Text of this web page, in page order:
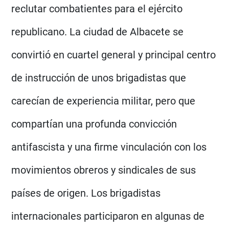
reclutar combatientes para el ejército
republicano. La ciudad de Albacete se
convirtió en cuartel general y principal centro
de instrucción de unos brigadistas que
carecían de experiencia militar, pero que
compartían una profunda convicción
antifascista y una firme vinculación con los
movimientos obreros y sindicales de sus
países de origen. Los brigadistas
internacionales participaron en algunas de